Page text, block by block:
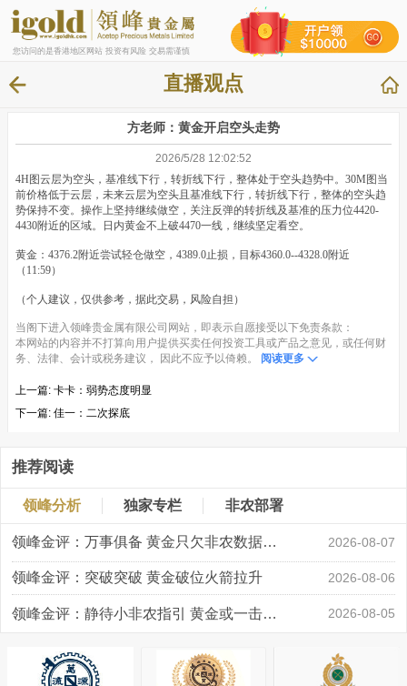
您访问的是香港地区网站 投资有风险 交易需谨慎
直播观点
方老师：黄金开启空头走势
2026/5/28 12:02:52
4H图云层为空头，基准线下行，转折线下行，整体处于空头趋势中。30M图当
前价格低于云层，未来云层为空头且基准线下行，转折线下行，整体的空头趋
势保持不变。操作上坚持继续做空，关注反弹的转折线及基准的压力位4420-
4430附近的区域。日内黄金不上破4470一线，继续坚定看空。
黄金：4376.2附近尝试轻仓做空，4389.0止损，目标4360.0--4328.0附近
（11:59）
（个人建议，仅供参考，据此交易，风险自担）
当阁下进入领峰贵金属有限公司网站，即表示自愿接受以下免责条款：
本网站的内容并不打算向用户提供买卖任何投资工具或产品之意见，或任何财
务、法律、会计或税务建议， 因此不应予以倚赖。
阅读更多
上一篇: 卡卡：弱势态度明显
下一篇: 佳一：二次探底
推荐阅读
领峰分析 独家专栏 非农部署
领峰金评：万事俱备 黄金只欠非农数据“东风” 2026-08-07
领峰金评：突破突破 黄金破位火箭拉升 2026-08-06
领峰金评：静待小非农指引 黄金或一击破局 2026-08-05